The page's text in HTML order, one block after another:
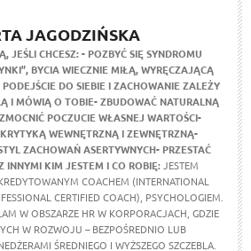
JAGODZIŃSKA
JEŚLI CHCESZ: - POZBYĆ SIĘ SYNDROMU
BYCIA WIECZNIE MIŁĄ, WYRĘCZAJĄCĄ
DO SIEBIE I ZACHOWANIE ZALEŻY
I MÓWIĄ O TOBIE- ZBUDOWAĆ NATURALNĄ
POCZUCIE WŁASNEJ WARTOŚCI-
WEWNĘTRZNĄ I ZEWNĘTRZNĄ-
ZACHOWAŃ ASERTYWNYCH- PRZESTAĆ
INNYMI KIM JESTEM I CO ROBIĘ:JESTEM
COACHEM (INTERNATIONAL
CERTIFIED COACH), PSYCHOLOGIEM.
W OBSZARZE HR W KORPORACJACH, GDZIE
W ROZWOJU – BEZPOŚREDNIO LUB
ŚREDNIEGO I WYŻSZEGO SZCZEBLA.